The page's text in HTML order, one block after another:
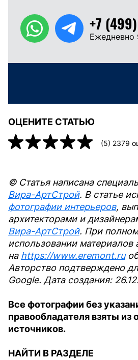
+7
Ежедневно
ОЦЕНИТЕ СТАТЬЮ
(5) 2379
© Статья написана
Вира-АртСтрой. В статье
фотографии интерьеров,
архитекторами и
Вира-АртСтрой. При
использовании материалов
на https://www.eremont.ru
Авторство подтверждено
Google. Дата создания:
Все фотографии без
правообладателя взяты из
источников.
НАЙТИ В РАЗДЕЛЕ